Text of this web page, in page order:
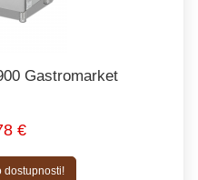
Gastromarket
€
dostupnosti!